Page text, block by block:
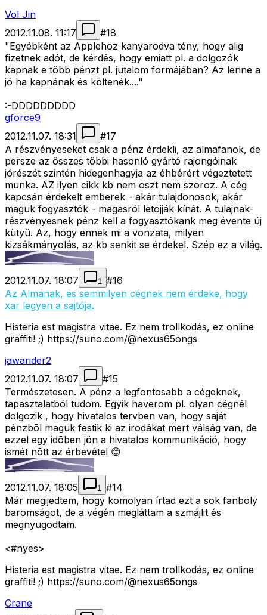
Vol Jin
2012.11.08. 11:17
#18
"Egyébként az Applehoz kanyarodva tény, hogy alig
fizetnek adót, de kérdés, hogy emiatt pl. a dolgozók
kapnak e több pénzt pl. jutalom formájában? Az lenne a
jó ha kapnának és költenék...."
:-DDDDDDDDD
gforce9
2012.11.07. 18:31
#17
A részvényeseket csak a pénz érdekli, az almafanok, de
persze az összes többi hasonló gyártó rajongóinak
jórészét szintén hidegenhagyja az éhbérért végeztetett
munka. AZ ilyen cikk kb nem oszt nem szoroz. A cég
kapcsán érdekelt emberek - akár tulajdonosok, akár
maguk fogyasztók - magasról letojják kínát. A tulajnak-
részvényesnek pénz kell a fogyasztókank meg évente új
kütyü. Az, hogy ennek mi a vonzata, milyen
kizsákmányolás, az kb senkit se érdekel. Szép ez a világ.
2012.11.07. 18:07 1 #16
Az Almának, és semmilyen cégnek nem érdeke, hogy
xar legyen a sajtója.
Histeria est magistra vitae. Ez nem trollkodás, ez online
graffiti! ;) https://suno.com/@nexus65ongs
jawarider2
2012.11.07. 18:07
#15
Természetesen. A pénz a legfontosabb a cégeknek,
tapasztalatból tudom. Egyik haverom pl. olyan cégnél
dolgozik , hogy hivatalos tervben van, hogy saját
pénzbõl maguk festik ki az irodákat mert válság van, de
ezzel egy idõben jön a hivatalos kommunikáció, hogy
ismét nõtt az érbevétel 😊
2012.11.07. 18:05 1 #14
Már megijedtem, hogy komolyan írtad ezt a sok fanboly
baromságot, de a végén megláttam a szmájlit és
megnyugodtam.
<#nyes>
Histeria est magistra vitae. Ez nem trollkodás, ez online
graffiti! ;) https://suno.com/@nexus65ongs
Crane